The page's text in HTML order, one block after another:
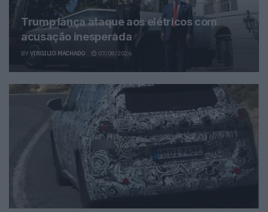
Trump lança ataque aos elétricos com
acusação inesperada
BY VIRGILIO MACHADO 07/08/2026